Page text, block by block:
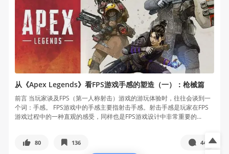
从《Apex Legends》看FPS游戏手感的塑造（一）：枪械篇
前言 当玩家谈及FPS（第一人称射击）游戏的游玩体验时，往往会谈到一
个词：手感。 FPS游戏中的手感主要指射击手感。射击手感是玩家在FPS
游戏过程中的一种直观的感受，同样也是FPS游戏设计中非常重要的...
80 136 44